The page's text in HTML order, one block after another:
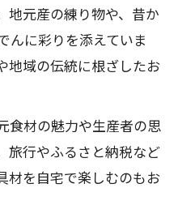
地元産の練り物や、昔か
んに彩りを添えていま
地域の伝統に根ざしたお
食材の魅力や生産者の思
旅行やふるさと納税など
材を自宅で楽しむのもお